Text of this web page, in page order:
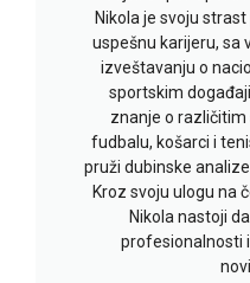
Nikola je svoju
uspešnu karijeru, sa
izveštavanju o
sportskim
znanje o
fudbalu, košarci i
pruži dubinske
Kroz svoju ulogu na
Nikola nastoji
profesionalnosti